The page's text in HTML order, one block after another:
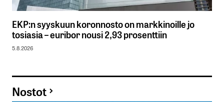
EKP:n syyskuun koronnosto on markkinoille jo
tosiasia – euribor nousi 2,93 prosenttiin
5.8.2026
Nostot